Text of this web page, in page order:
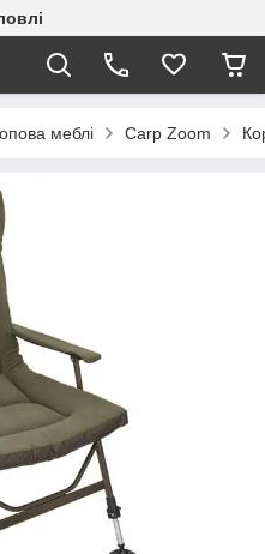
меблі Carp Zoom